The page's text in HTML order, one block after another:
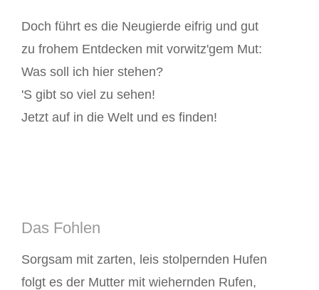
Doch führt es die Neugierde eifrig und gut
zu frohem Entdecken mit vorwitz'gem Mut:
Was soll ich hier stehen?
'S gibt so viel zu sehen!
Jetzt auf in die Welt und es finden!
Das Fohlen
Sorgsam mit zarten, leis stolpernden Hufen
folgt es der Mutter mit wiehernden Rufen,